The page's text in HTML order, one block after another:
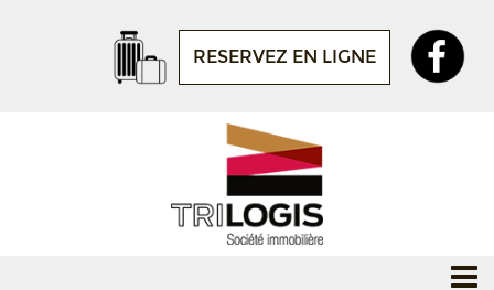
RESERVEZ EN LIGNE